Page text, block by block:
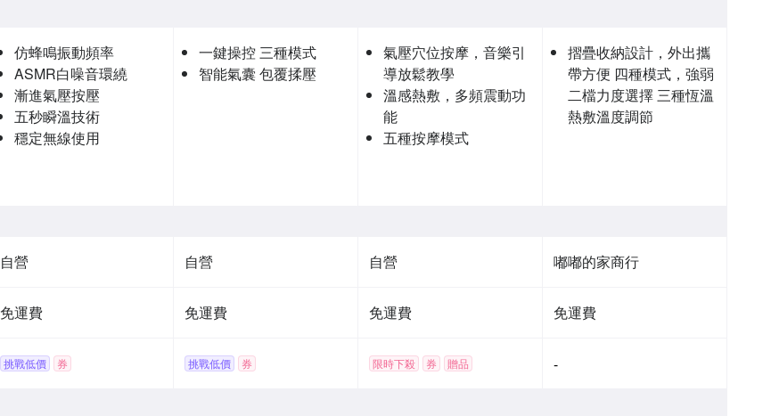
仿蜂鳴振動頻率
ASMR白噪音環繞
漸進氣壓按壓
五秒瞬溫技術
穩定無線使用
一鍵操控 三種模式
智能氣囊 包覆揉壓
氣壓穴位按摩，音樂引
導放鬆教學
溫感熱敷，多頻震動功
能
五種按摩模式
摺疊收納設計，外出攜
帶方便 四種模式，強弱
二檔力度選擇 三種恆溫
熱敷溫度調節
自營 自營 自營 嘟嘟的家商行
免運費 免運費 免運費 免運費
挑戰低價 券 挑戰低價 券 限時下殺 券 贈品
-